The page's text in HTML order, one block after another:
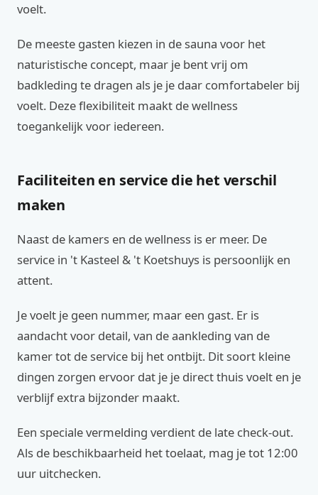
voelt.
De meeste gasten kiezen in de sauna voor het
naturistische concept, maar je bent vrij om
badkleding te dragen als je je daar comfortabeler bij
voelt. Deze flexibiliteit maakt de wellness
toegankelijk voor iedereen.
Faciliteiten en service die het verschil
maken
Naast de kamers en de wellness is er meer. De
service in 't Kasteel & 't Koetshuys is persoonlijk en
attent.
Je voelt je geen nummer, maar een gast. Er is
aandacht voor detail, van de aankleding van de
kamer tot de service bij het ontbijt. Dit soort kleine
dingen zorgen ervoor dat je je direct thuis voelt en je
verblijf extra bijzonder maakt.
Een speciale vermelding verdient de late check-out.
Als de beschikbaarheid het toelaat, mag je tot 12:00
uur uitchecken.